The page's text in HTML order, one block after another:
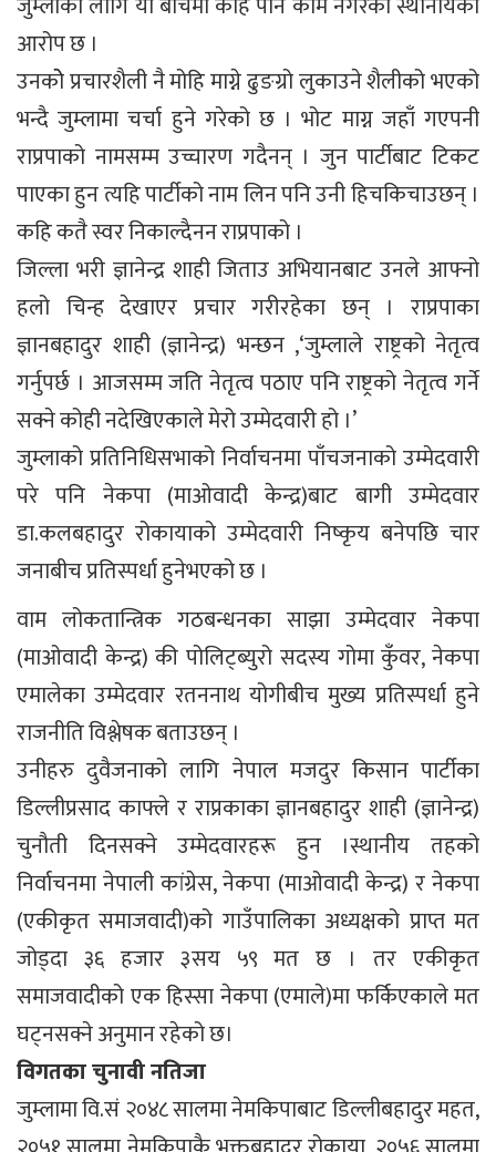
आरोप छ ।
उनकोे प्रचारशैली नै मोहि माग्ने ढुङग्रो लुकाउने शैलीको भएको
भन्दै जुम्लामा चर्चा हुने गरेको छ । भोट माग्न जहाँ गएपनी
राप्रपाको नामसम्म उच्चारण गदैनन् । जुन पार्टीबाट टिकट
पाएका हुन त्यहि पार्टीको नाम लिन पनि उनी हिचकिचाउछन् ।
कहि कतै स्वर निकाल्दैनन राप्रपाको ।
जिल्ला भरी ज्ञानेन्द्र शाही जिताउ अभियानबाट उनले आफ्नो
हलो चिन्ह देखाएर प्रचार गरीरहेका छन् । राप्रपाका
ज्ञानबहादुर शाही (ज्ञानेन्द्र) भन्छन ,‘जुम्लाले राष्ट्रको नेतृत्व
गर्नुपर्छ । आजसम्म जति नेतृत्व पठाए पनि राष्ट्रको नेतृत्व गर्ने
सक्ने कोही नदेखिएकाले मेरो उम्मेदवारी हो ।’
जुम्लाको प्रतिनिधिसभाको निर्वाचनमा पाँचजनाको उम्मेदवारी
परे पनि नेकपा (माओवादी केन्द्र)बाट बागी उम्मेदवार
डा.कलबहादुर रोकायाको उम्मेदवारी निष्कृय बनेपछि चार
जनाबीच प्रतिस्पर्धा हुनेभएको छ ।
वाम लोकतान्त्रिक गठबन्धनका साझा उम्मेदवार नेकपा
(माओवादी केन्द्र) की पोलिट्ब्युरो सदस्य गोमा कुँवर, नेकपा
एमालेका उम्मेदवार रतननाथ योगीबीच मुख्य प्रतिस्पर्धा हुने
राजनीति विश्लेषक बताउछन् ।
उनीहरु दुवैजनाको लागि नेपाल मजदुर किसान पार्टीका
डिल्लीप्रसाद काफ्ले र राप्रकाका ज्ञानबहादुर शाही (ज्ञानेन्द्र)
चुनौती दिनसक्ने उम्मेदवारहरू हुन ।स्थानीय तहको
निर्वाचनमा नेपाली कांग्रेस, नेकपा (माओवादी केन्द्र) र नेकपा
(एकीकृत समाजवादी)को गाउँपालिका अध्यक्षको प्राप्त मत
जोड्दा ३६ हजार ३सय ५९ मत छ । तर एकीकृत
समाजवादीको एक हिस्सा नेकपा (एमाले)मा फर्किएकाले मत
घट्नसक्ने अनुमान रहेको छ।
विगतका चुनावी नतिजा
जुम्लामा वि.सं २०४८ सालमा नेमकिपाबाट डिल्लीबहादुर महत,